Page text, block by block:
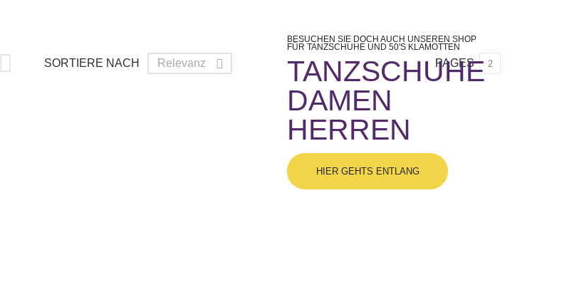
 SORTIERE NACH Relevanz  PAGES 2
BESUCHEN SIE DOCH AUCH UNSEREN SHOP
FÜR TANZSCHUHE UND 50'S KLAMOTTEN
TANZSCHUHE
DAMEN
HERREN
HIER GEHTS ENTLANG